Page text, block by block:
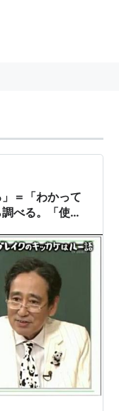
＝「わかって
べる。「使え